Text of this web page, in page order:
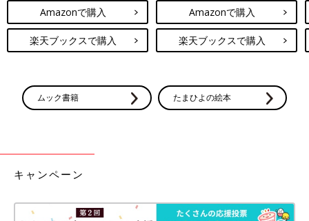
Amazonで購入
楽天ブックスで購入
Amazonで購入
楽天ブックスで購入
ムック書籍 たまひよの絵本
キャンペーン